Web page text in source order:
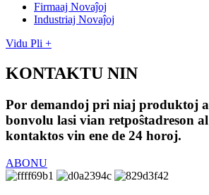
Firmaaj Novaĵoj
Industriaj Novaĵoj
Vidu Pli +
KONTAKTU NIN
Por demandoj pri niaj produktoj
bonvolu lasi vian retpoŝtadreson
kontaktos vin ene de 24 horoj.
ABONU